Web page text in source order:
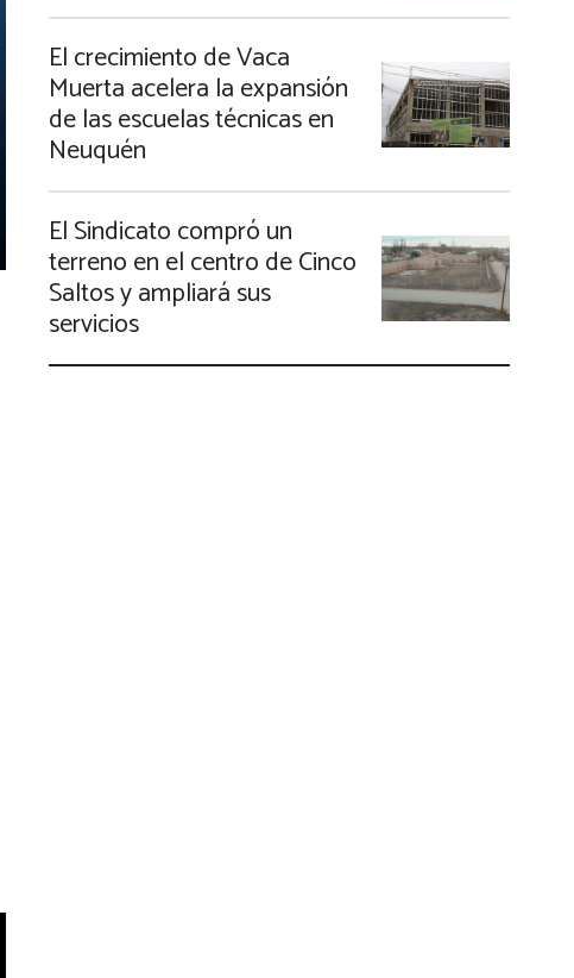
El crecimiento de Vaca
Muerta acelera la expansión
de las escuelas técnicas en
Neuquén
El Sindicato compró un
terreno en el centro de Cinco
Saltos y ampliará sus
servicios